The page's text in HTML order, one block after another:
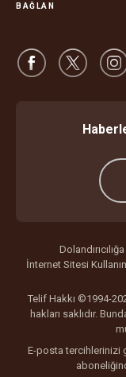
BAĞLAN
İnternet Sitesi
Telif Hakkı ©1994-
hakları saklıdır.
E-posta tercihlerinizi